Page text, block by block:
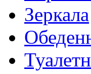
Зеркала